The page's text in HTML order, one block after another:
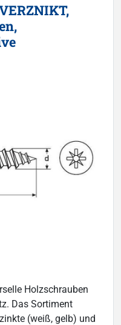
Holzschrauben
Das Sortiment
(weiß, gelb) und